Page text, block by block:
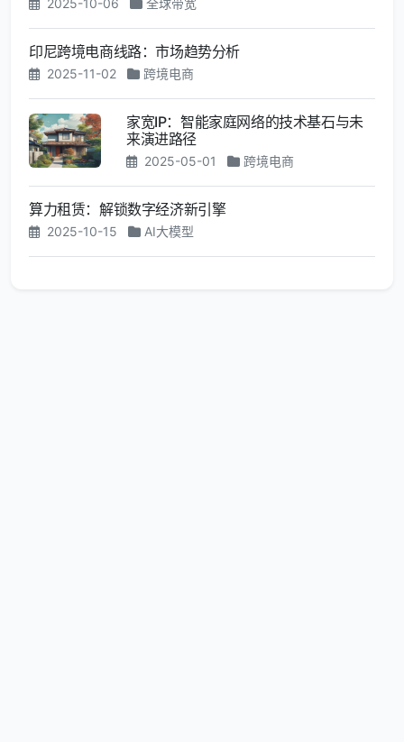
2025-10-06 全球带宽
印尼跨境电商线路：市场趋势分析
2025-11-02 跨境电商
家宽IP：智能家庭网络的技术基石与未
来演进路径
2025-05-01 跨境电商
算力租赁：解锁数字经济新引擎
2025-10-15 AI大模型